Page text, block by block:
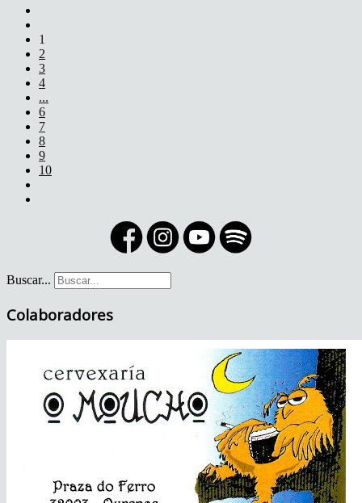
1
2
3
4
...
6
7
8
9
10
Buscar...
Colaboradores